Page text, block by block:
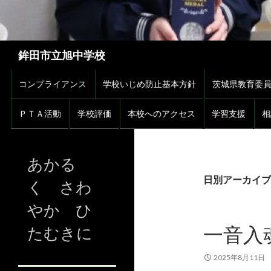
鉾田市立旭中学校
コンテンツへスキップ
コンプライアンス 学校いじめ防止基本方針 茨城県教育委
ＰＴＡ活動 学校評価 本校へのアクセス 学習支援
日別アーカイ
一音入
2025年8月11日
あかる
く さわ
やか ひ
たむきに